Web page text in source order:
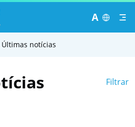
A
Últimas notícias
Filtrar